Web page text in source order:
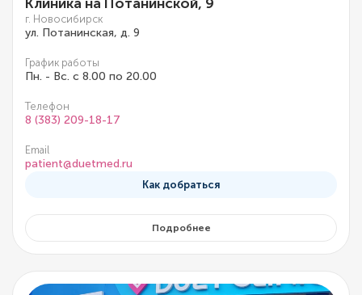
Клиника на Потанинской, 9
г. Новосибирск
ул. Потанинская, д. 9
График работы
Пн. - Вс. с 8.00 по 20.00
Телефон
8 (383) 209-18-17
Email
patient@duetmed.ru
Как добраться
Подробнее